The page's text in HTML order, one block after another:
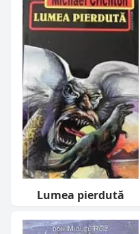
Lumea pierdută